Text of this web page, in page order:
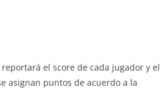
el score de cada jugador y el
asignan puntos de acuerdo a la